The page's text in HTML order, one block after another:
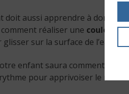
doit aussi apprendre à donner
réaliser une coulée
sur la surface de l’eau.
enfant saura comment bien
pour apprivoiser le milieu